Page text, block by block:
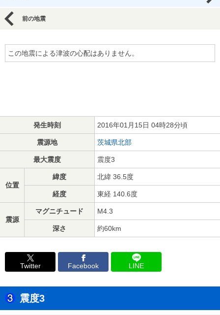
前の地震
この地震による津波の心配はありません。
発生時刻 2016年01月15日 04時28分頃
震源地 茨城県北部
最大震度 震度3
位置
緯度 北緯 36.5度
経度 東経 140.6度
震源
マグニチュード M4.3
深さ 約60km
Twitter Facebook LINE
震度3